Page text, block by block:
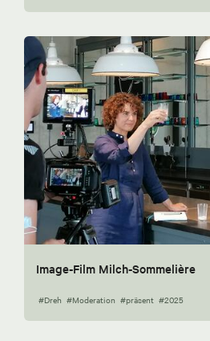
Image-Film Milch-Sommelière
#Dreh #Moderation #präsent #2025